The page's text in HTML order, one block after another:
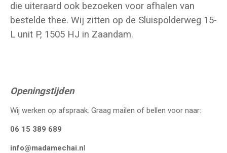
die uiteraard ook bezoeken voor afhalen van
bestelde thee. Wij zitten op de Sluispolderweg 15-
L unit P, 1505 HJ in Zaandam.
Openingstijden
Wij werken op afspraak. Graag mailen of bellen voor naar:
06 15 389 689
info@madamechai.nl